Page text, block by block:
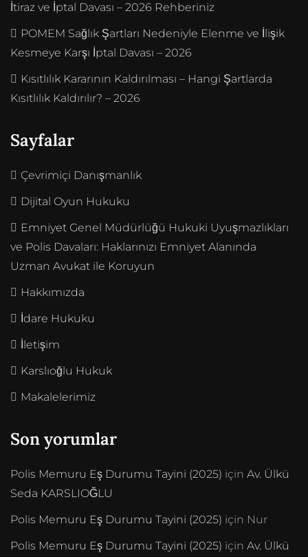
İtiraz ve İptal Davası – 2026 Rehberiniz
POMEM Sağlık Şartları Nedeniyle Elenme ve İlişik
Kesmeye Karşı İptal Davası – 2026
Kısıtlılık Kararının Kaldırılması – Hangi Şartlarda
Kısıtlılık Kaldırılır? – 2026
Sayfalar
Çevrimiçi Danışmanlık
Dijital Oyun Hukuku
Emniyet Genel Müdürlüğü Hukuki Uyuşmazlıkları
ve Polis Davaları: Haklarınızı Emniyet Alanında
Uzman Avukat ile Koruyun
Hakkımızda
İdare Hukuku
İletişim
Karslıoğlu Hukuk
Makalelerimiz
Son yorumlar
Polis Memuru Eş Durumu Tayini (2025) için Av. Ülkü
Seda KARSLIOĞLU
Polis Memuru Eş Durumu Tayini (2025) için Nur
Polis Memuru Eş Durumu Tayini (2025) için Av. Ülkü